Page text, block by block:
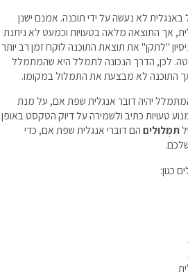
באנגלית לא נעשה על ידי תוכנה. אמנם ישנן
אך התוצאה מלאה בטעויות וכמעט לא ניתנת
"לתקן" את תוצאת התוכנה לוקח זמן רב יותר
לכן, הדרך הנכונה לתמלל היא שהמתמלל
התוכנה לא מבצעת את התמלול במקומו.
יהיה דובר אנגלית שפת אם, על מנת
טעויות כתיב ולשמירה על דיוק הטקסט באופן
תִּמְלוּלִים הם דוברי אנגלית שפת אם, כדי
כגון: